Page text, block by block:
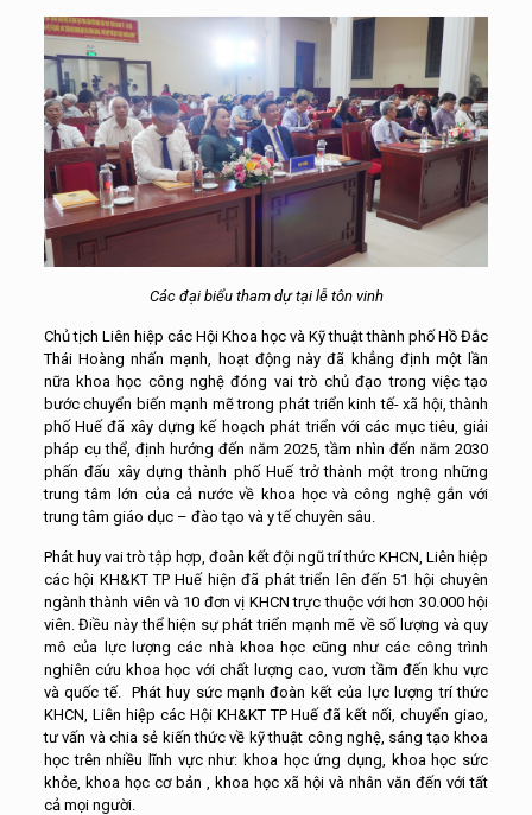
Các đại biểu tham dự tại lễ tôn vinh
Chủ tịch Liên hiệp các Hội Khoa học và Kỹ thuật thành phố Hồ Đắc
Thái Hoàng nhấn mạnh, hoạt động này đã khẳng định một lần
nữa khoa học công nghệ đóng vai trò chủ đạo trong việc tạo
bước chuyển biến mạnh mẽ trong phát triển kinh tế- xã hội, thành
phố Huế đã xây dựng kế hoạch phát triển với các mục tiêu, giải
pháp cụ thể, định hướng đến năm 2025, tầm nhìn đến năm 2030
phấn đấu xây dựng thành phố Huế trở thành một trong những
trung tâm lớn của cả nước về khoa học và công nghệ gắn với
trung tâm giáo dục – đào tạo và y tế chuyên sâu.
Phát huy vai trò tập hợp, đoàn kết đội ngũ trí thức KHCN, Liên hiệp
các hội KH&KT TP Huế hiện đã phát triển lên đến 51 hội chuyên
ngành thành viên và 10 đơn vị KHCN trực thuộc với hơn 30.000 hội
viên. Điều này thể hiện sự phát triển mạnh mẽ về số lượng và quy
mô của lực lượng các nhà khoa học cũng như các công trình
nghiên cứu khoa học với chất lượng cao, vươn tầm đến khu vực
và quốc tế. Phát huy sức mạnh đoàn kết của lực lượng trí thức
KHCN, Liên hiệp các Hội KH&KT TP Huế đã kết nối, chuyển giao,
tư vấn và chia sẻ kiến thức về kỹ thuật công nghệ, sáng tạo khoa
học trên nhiều lĩnh vực như: khoa học ứng dụng, khoa học sức
khỏe, khoa học cơ bản , khoa học xã hội và nhân văn đến với tất
cả mọi người.